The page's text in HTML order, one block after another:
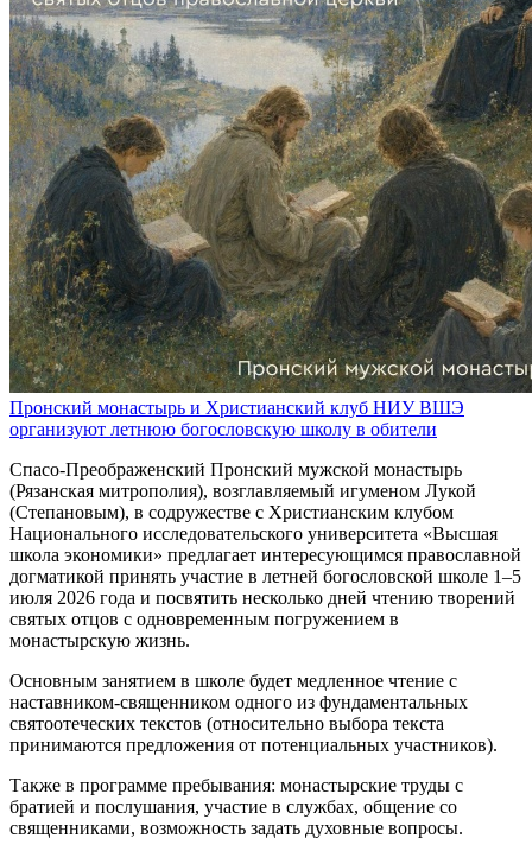
Пронский монастырь и Христианский клуб НИУ ВШЭ
организуют летнюю богословскую школу в обители
Спасо-Преображенский Пронский мужской монастырь
(Рязанская митрополия), возглавляемый игуменом Лукой
(Степановым), в содружестве с Христианским клубом
Национального исследовательского университета «Высшая
школа экономики» предлагает интересующимся православной
догматикой принять участие в летней богословской школе 1–5
июля 2026 года и посвятить несколько дней чтению творений
святых отцов с одновременным погружением в
монастырскую жизнь.
Основным занятием в школе будет медленное чтение с
наставником-священником одного из фундаментальных
святоотеческих текстов (относительно выбора текста
принимаются предложения от потенциальных участников).
Также в программе пребывания: монастырские труды с
братией и послушания, участие в службах, общение со
священниками, возможность задать духовные вопросы.